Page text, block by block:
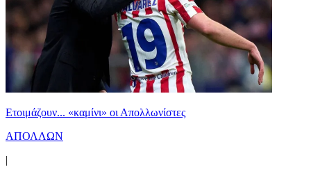
Ετοιμάζουν... «καμίνι» οι Απολλωνίστες
ΑΠΟΛΛΩΝ
|